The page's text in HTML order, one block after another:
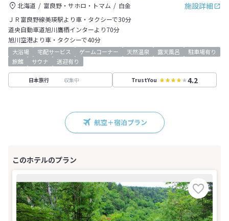
施設詳細
北海道 富良野・サホロ・トマム
白金
ＪＲ富良野線美瑛駅より車・タクシーで30分
道央自動車道旭川鷹栖インターより70分
旭川空港より車・タクシーで40分
大浴場 宅配サービス ゲームコーナー 天然温泉 露天風呂
駐車場有り
旅館
サウナ 送迎有り
日本旅行 収集中 TrustYou 4.2
航空＋宿泊プラン